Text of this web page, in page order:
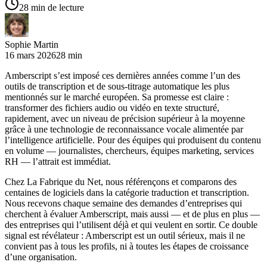
28 min de lecture
Sophie Martin
16 mars 202628 min
Amberscript s’est imposé ces dernières années comme l’un des
outils de transcription et de sous-titrage automatique les plus
mentionnés sur le marché européen. Sa promesse est claire :
transformer des fichiers audio ou vidéo en texte structuré,
rapidement, avec un niveau de précision supérieur à la moyenne
grâce à une technologie de reconnaissance vocale alimentée par
l’intelligence artificielle. Pour des équipes qui produisent du contenu
en volume — journalistes, chercheurs, équipes marketing, services
RH — l’attrait est immédiat.
Chez La Fabrique du Net, nous référençons et comparons des
centaines de logiciels dans la catégorie traduction et transcription.
Nous recevons chaque semaine des demandes d’entreprises qui
cherchent à évaluer Amberscript, mais aussi — et de plus en plus —
des entreprises qui l’utilisent déjà et qui veulent en sortir. Ce double
signal est révélateur : Amberscript est un outil sérieux, mais il ne
convient pas à tous les profils, ni à toutes les étapes de croissance
d’une organisation.